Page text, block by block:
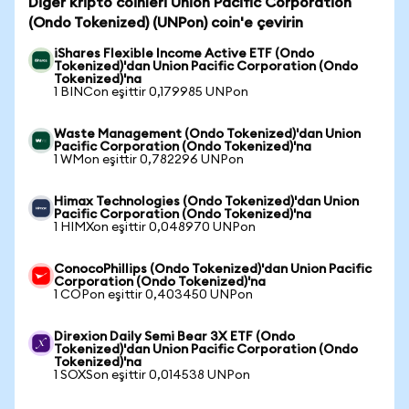
(Ondo Tokenized) (UNPon) coin'e çevirin
iShares Flexible Income Active ETF (Ondo
Tokenized)'dan Union Pacific Corporation (Ondo
Tokenized)'na
1 BINCon eşittir 0,179985 UNPon
Waste Management (Ondo Tokenized)'dan Union
Pacific Corporation (Ondo Tokenized)'na
1 WMon eşittir 0,782296 UNPon
Himax Technologies (Ondo Tokenized)'dan Union
Pacific Corporation (Ondo Tokenized)'na
1 HIMXon eşittir 0,048970 UNPon
ConocoPhillips (Ondo Tokenized)'dan Union Pacific
Corporation (Ondo Tokenized)'na
1 COPon eşittir 0,403450 UNPon
Direxion Daily Semi Bear 3X ETF (Ondo
Tokenized)'dan Union Pacific Corporation (Ondo
Tokenized)'na
1 SOXSon eşittir 0,014538 UNPon